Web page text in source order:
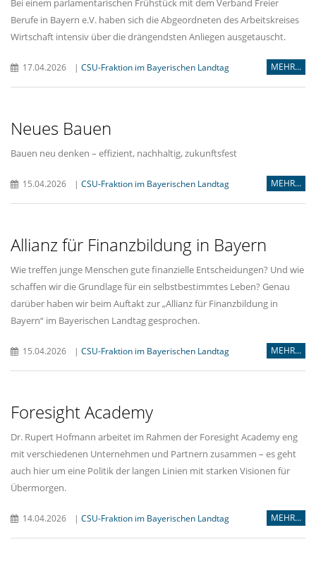
Bei einem parlamentarischen Frühstück mit dem Verband Freier
Berufe in Bayern e.V. haben sich die Abgeordneten des Arbeitskreises
Wirtschaft intensiv über die drängendsten Anliegen ausgetauscht.
17.04.2026 | CSU-Fraktion im Bayerischen Landtag MEHR...
Neues Bauen
Bauen neu denken – effizient, nachhaltig, zukunftsfest
15.04.2026 | CSU-Fraktion im Bayerischen Landtag MEHR...
Allianz für Finanzbildung in Bayern
Wie treffen junge Menschen gute finanzielle Entscheidungen? Und wie
schaffen wir die Grundlage für ein selbstbestimmtes Leben? Genau
darüber haben wir beim Auftakt zur „Allianz für Finanzbildung in
Bayern“ im Bayerischen Landtag gesprochen.
15.04.2026 | CSU-Fraktion im Bayerischen Landtag MEHR...
Foresight Academy
Dr. Rupert Hofmann arbeitet im Rahmen der Foresight Academy eng
mit verschiedenen Unternehmen und Partnern zusammen – es geht
auch hier um eine Politik der langen Linien mit starken Visionen für
Übermorgen.
14.04.2026 | CSU-Fraktion im Bayerischen Landtag MEHR...